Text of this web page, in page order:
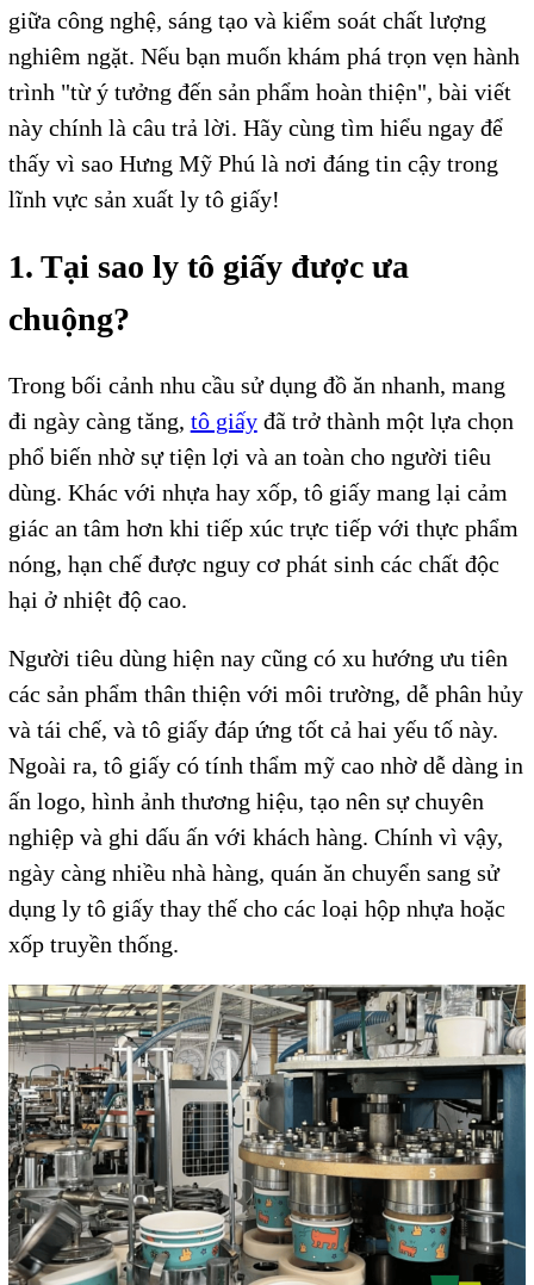
giữa công nghệ, sáng tạo và kiểm soát chất lượng
nghiêm ngặt. Nếu bạn muốn khám phá trọn vẹn hành
trình "từ ý tưởng đến sản phẩm hoàn thiện", bài viết
này chính là câu trả lời. Hãy cùng tìm hiểu ngay để
thấy vì sao Hưng Mỹ Phú là nơi đáng tin cậy trong
lĩnh vực sản xuất ly tô giấy!
1. Tại sao ly tô giấy được ưa
chuộng?
Trong bối cảnh nhu cầu sử dụng đồ ăn nhanh, mang
đi ngày càng tăng, tô giấyđã trở thành một lựa chọn
phổ biến nhờ sự tiện lợi và an toàn cho người tiêu
dùng. Khác với nhựa hay xốp, tô giấy mang lại cảm
giác an tâm hơn khi tiếp xúc trực tiếp với thực phẩm
nóng, hạn chế được nguy cơ phát sinh các chất độc
hại ở nhiệt độ cao.
Người tiêu dùng hiện nay cũng có xu hướng ưu tiên
các sản phẩm thân thiện với môi trường, dễ phân hủy
và tái chế, và tô giấy đáp ứng tốt cả hai yếu tố này.
Ngoài ra, tô giấy có tính thẩm mỹ cao nhờ dễ dàng in
ấn logo, hình ảnh thương hiệu, tạo nên sự chuyên
nghiệp và ghi dấu ấn với khách hàng. Chính vì vậy,
ngày càng nhiều nhà hàng, quán ăn chuyển sang sử
dụng ly tô giấy thay thế cho các loại hộp nhựa hoặc
xốp truyền thống.